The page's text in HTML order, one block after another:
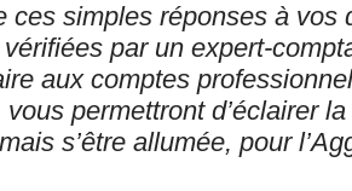
ces simples réponses à vos
par un expert-
aux comptes
permettront d’éclairer
s’être allumée, pour